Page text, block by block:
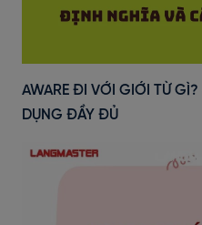
AWARE ĐI VỚI GIỚI TỪ
DỤNG ĐẦY ĐỦ